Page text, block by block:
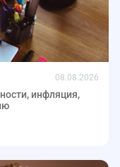
08.08.2026
инфляция,